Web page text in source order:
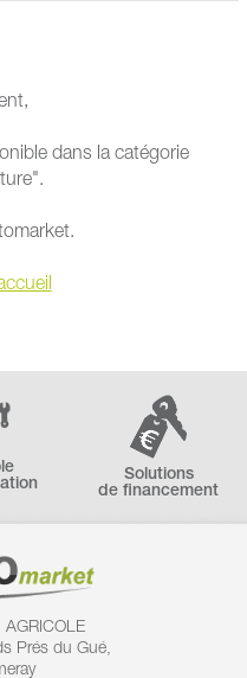
dans la catégorie
Solutions
de financement
AGRICOLE
Prés du Gué,